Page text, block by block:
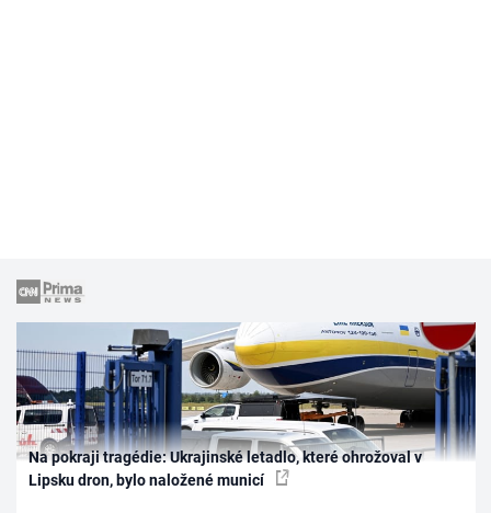
Na pokraji tragédie: Ukrajinské letadlo, které ohrožoval v
Lipsku dron, bylo naložené municí